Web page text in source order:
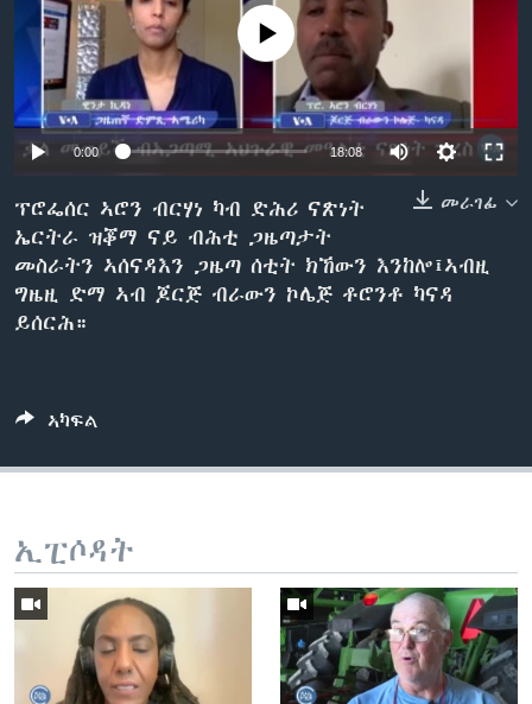
ቂሔ ጽልሚ
ቋንቋታት No media source currently available
0:00 18:08
መራገፊ
ፕሮፌሰር ኣሮን ብርሃነ ካብ ድሕሪ ናጽነት
ኤርትራ ዝቖማ ናይ ብሕቲ ጋዜጣታት
መስራትን ኣሰናዳእን ጋዜጣ ሰቲት ክኸውን እንከሎ፤ኣብዚ
ግዜዚ ድማ ኣብ ጆርጅ ብራውን ኮሌጅ ቶሮንቶ ካናዳ
ይሰርሕ።
ኣካፍል
ኢፒሶዳት